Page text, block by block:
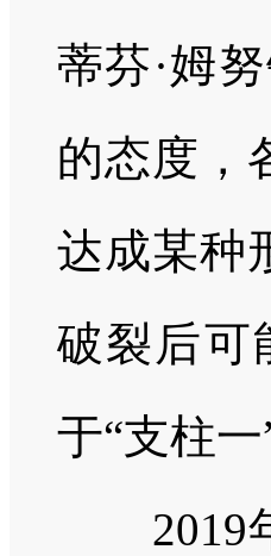
蒂芬·姆
的态度，
达成某种
破裂后可
于“支柱一
2019